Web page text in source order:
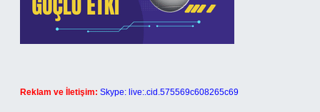
Reklam ve İletişim: Skype: live:.cid.575569c608265c69